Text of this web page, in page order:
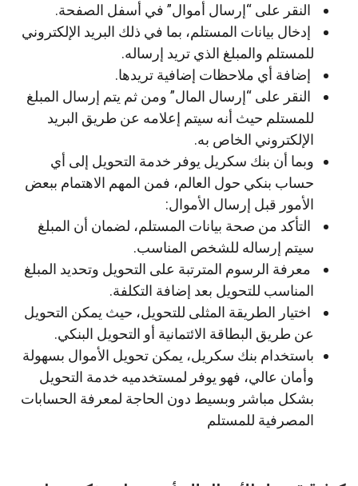
النقر على “إرسال أموال” في أسفل الصفحة.
إدخال بيانات المستلم، بما في ذلك البريد الإلكتروني
للمستلم والمبلغ الذي تريد إرساله.
إضافة أي ملاحظات إضافية تريدها.
النقر على “إرسال المال” ومن ثم يتم إرسال المبلغ
للمستلم حيث أنه سيتم إعلامه عن طريق البريد
الإلكتروني الخاص به.
وبما أن بنك سكريل يوفر خدمة التحويل إلى أي
حساب بنكي حول العالم، فمن المهم الاهتمام ببعض
الأمور قبل إرسال الأموال:
التأكد من صحة بيانات المستلم، لضمان أن المبلغ
سيتم إرساله للشخص المناسب.
معرفة الرسوم المترتبة على التحويل وتحديد المبلغ
المناسب للتحويل بعد إضافة التكلفة.
اختيار الطريقة المثلى للتحويل، حيث يمكن التحويل
عن طريق البطاقة الائتمانية أو التحويل البنكي.
باستخدام بنك سكريل، يمكن تحويل الأموال بسهولة
وأمان عالي، فهو يوفر لمستخدميه خدمة التحويل
بشكل مباشر وبسيط دون الحاجة لمعرفة الحسابات
المصرفية للمستلم